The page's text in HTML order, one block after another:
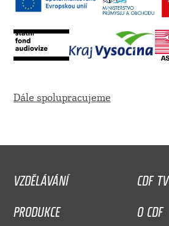
Dále spolupracujeme
VZDĚLÁVÁNÍ
CDF TV
PRODUKCE
O CDF